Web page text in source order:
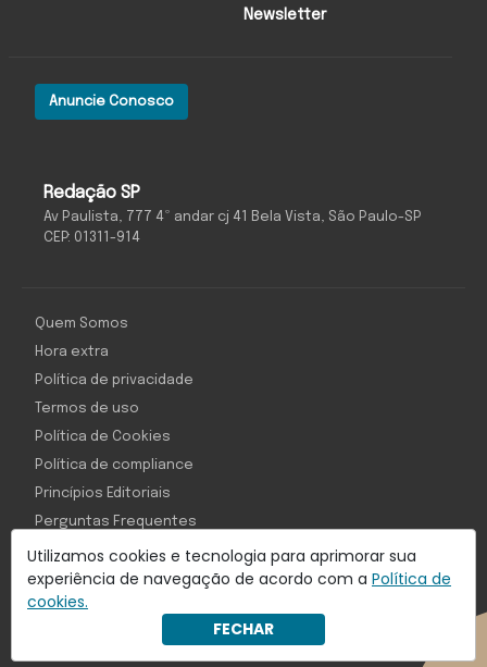
Utilizamos cookies e tecnologia para aprimorar sua
experiência de navegação de acordo com a Política de
cookies.
FECHAR
Redação SP
Av Paulista, 777 4º andar cj 41 Bela Vista, São Paulo-SP
CEP: 01311-914
Anuncie Conosco
Newsletter
Com inteligência e tecnologia:
Object1ve - Marketing Solution
Quem Somos
Hora extra
Política de privacidade
Termos de uso
Política de Cookies
Política de compliance
Princípios Editoriais
Perguntas Frequentes